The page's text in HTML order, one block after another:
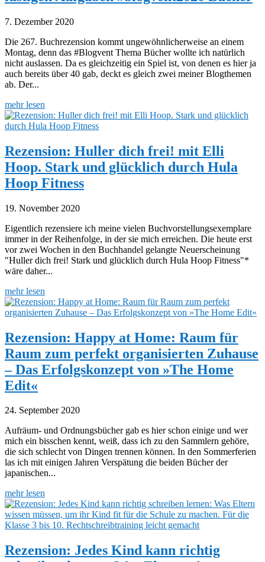
7. Dezember 2020
Die 267. Buchrezension kommt ungewöhnlicherweise an einem
Montag, denn das #Blogvent Thema Bücher wollte ich natürlich
nicht auslassen. Da es gleichzeitig ein Spiel ist, von denen es hier ja
auch bereits über 40 gab, deckt es gleich zwei meiner Blogthemen
ab. Der...
mehr lesen
Rezension: Huller dich frei! mit Elli
Hoop. Stark und glücklich durch Hula
Hoop Fitness
19. November 2020
Eigentlich rezensiere ich meine vielen Buchvorstellungsexemplare
immer in der Reihenfolge, in der sie mich erreichen. Die heute erst
vor zwei Wochen in den Buchhandel gelangte Neuerscheinung
"Huller dich frei! Stark und glücklich durch Hula Hoop Fitness"*
wäre daher...
mehr lesen
Rezension: Happy at Home: Raum für
Raum zum perfekt organisierten Zuhause
– Das Erfolgskonzept von »The Home
Edit«
24. September 2020
Aufräum- und Ordnungsbücher gab es hier schon einige und wer
mich ein bisschen kennt, weiß, dass ich zu den Sammlern gehöre,
die sich schlecht von Dingen trennen können. In den Sommerferien
las ich mit einigen Jahren Verspätung die beiden Bücher der
japanischen...
mehr lesen
Rezension: Jedes Kind kann richtig